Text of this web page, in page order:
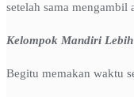
setelah sama
Kelompok Mandiri
Begitu memakan waktu